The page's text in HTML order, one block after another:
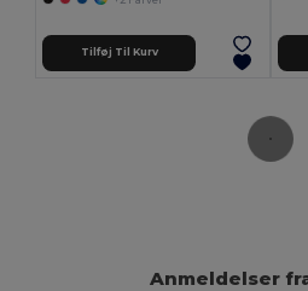
Tilføj Til Kurv
Anmeldelser